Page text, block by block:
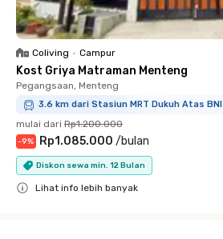
Coliving • Campur
Kost Griya Matraman Menteng
Pegangsaan, Menteng
3.6 km dari Stasiun MRT Dukuh Atas BNI
mulai dari Rp1.200.000
-9% Rp1.085.000 /bulan
Diskon sewa min. 12 Bulan
Lihat info lebih banyak